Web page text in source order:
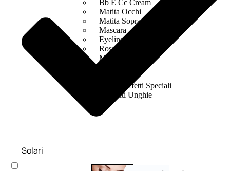
Bb E Cc Cream
Matita Occhi
Matita Sopracciglia
Mascara
Eyeliner
Rossetto
Matita Labbra
Smalto Effetti Speciali
Solventi Unghie
Solari